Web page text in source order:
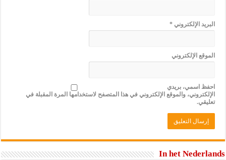
البريد الإلكتروني*
الموقع الإلكتروني
احفظ اسمي، بريدي
الإلكتروني، والموقع الإلكتروني في هذا المتصفح لاستخدامها المرة المقبلة في
تعليقي.
In het Nederlands